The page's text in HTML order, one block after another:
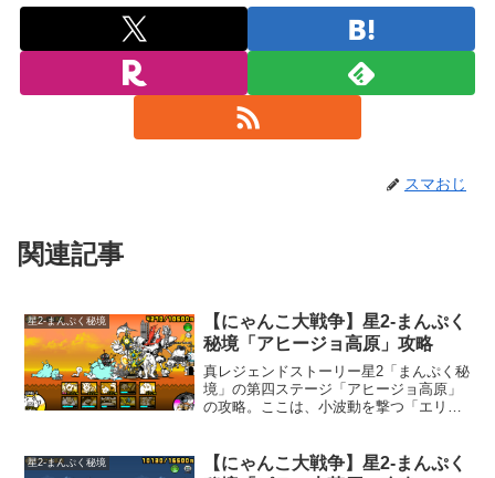
スマおじ
関連記事
星2-まんぷく秘境
【にゃんこ大戦争】星2-まんぷく
秘境「アヒージョ高原」攻略
真レジェンドストーリー星2「まんぷく秘
境」の第四ステージ「アヒージョ高原」
の攻略。ここは、小波動を撃つ「エリザ
も楽勝かなと思ったのですが、なんだか
星2-まんぷく秘境
【にゃんこ大戦争】星2-まんぷく